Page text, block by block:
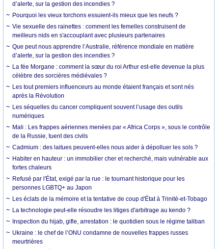
d’alerte, sur la gestion des incendies ?
Pourquoi les vieux torchons essuient-ils mieux que les neufs ?
Vie sexuelle des rainettes : comment les femelles construisent de
meilleurs nids en s'accouplant avec plusieurs partenaires
Que peut nous apprendre l’Australie, référence mondiale en matière
d’alerte, sur la gestion des incendies ?
La fée Morgane : comment la sœur du roi Arthur est-elle devenue la plus
célèbre des sorcières médiévales ?
Les tout premiers influenceurs au monde étaient français et sont nés
après la Révolution
Les séquelles du cancer compliquent souvent l’usage des outils
numériques
Mali : Les frappes aériennes menées par « Africa Corps », sous le contrôle
de la Russie, tuent des civils
Cadmium : des laitues peuvent-elles nous aider à dépolluer les sols ?
Habiter en hauteur : un immobilier cher et recherché, mais vulnérable aux
fortes chaleurs
Refusé par l'État, exigé par la rue : le tournant historique pour les
personnes LGBTQ+ au Japon
Les éclats de la mémoire et la tentative de coup d'État à Trinité-et-Tobago
La technologie peut-elle résoudre les litiges d'arbitrage au kendo ?
Inspection du hijab, gifle, arrestation : le quotidien sous le régime taliban
Ukraine : le chef de l’ONU condamne de nouvelles frappes russes
meurtrières